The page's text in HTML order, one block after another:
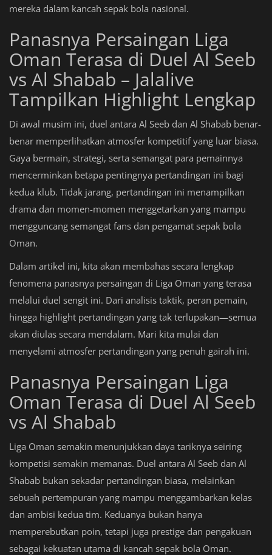
mereka dalam kancah sepak bola nasional.
Panasnya Persaingan Liga
Oman Terasa di Duel Al Seeb
vs Al Shabab – Jalalive
Tampilkan Highlight Lengkap
Di awal musim ini, duel antara Al Seeb dan Al Shabab benar-
benar memperlihatkan atmosfer kompetitif yang luar biasa.
Gaya bermain, strategi, serta semangat para pemainnya
mencerminkan betapa pentingnya pertandingan ini bagi
kedua klub. Tidak jarang, pertandingan ini menampilkan
drama dan momen-momen menggetarkan yang mampu
mengguncang semangat fans dan pengamat sepak bola
Oman.
Dalam artikel ini, kita akan membahas secara lengkap
fenomena panasnya persaingan di Liga Oman yang terasa
melalui duel sengit ini. Dari analisis taktik, peran pemain,
hingga highlight pertandingan yang tak terlupakan—semua
akan diulas secara mendalam. Mari kita mulai dan
menyelami atmosfer pertandingan yang penuh gairah ini.
Panasnya Persaingan Liga
Oman Terasa di Duel Al Seeb
vs Al Shabab
Liga Oman semakin menunjukkan daya tariknya seiring
kompetisi semakin memanas. Duel antara Al Seeb dan Al
Shabab bukan sekadar pertandingan biasa, melainkan
sebuah pertempuran yang mampu menggambarkan kelas
dan ambisi kedua tim. Keduanya bukan hanya
memperebutkan poin, tetapi juga prestige dan pengakuan
sebagai kekuatan utama di kancah sepak bola Oman.